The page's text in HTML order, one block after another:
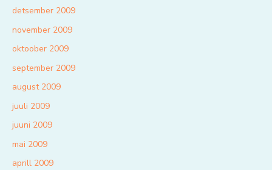
detsember 2009
november 2009
oktoober 2009
september 2009
august 2009
juuli 2009
juuni 2009
mai 2009
aprill 2009